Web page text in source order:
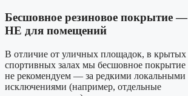
Бесшовное резиновое покрытие —
НЕ для помещений
В отличие от уличных площадок, в крытых
спортивных залах мы бесшовное покрытие
не рекомендуем — за редкими локальными
исключениями (например, отдельные